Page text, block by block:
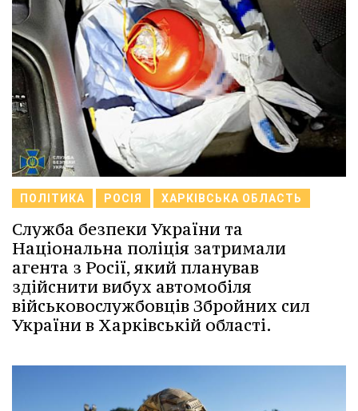
ПОЛІТИКА РОСІЯ ХАРКІВСЬКА ОБЛАСТЬ
Служба безпеки України та
Національна поліція затримали
агента з Росії, який планував
здійснити вибух автомобіля
військовослужбовців Збройних сил
України в Харківській області.